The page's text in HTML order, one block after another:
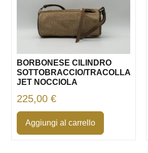
BORBONESE CILINDRO
SOTTOBRACCIO/TRACOLLA
JET NOCCIOLA
225,00€
Aggiungi al carrello